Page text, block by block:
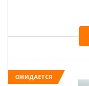
ОЖИДАЕТСЯ